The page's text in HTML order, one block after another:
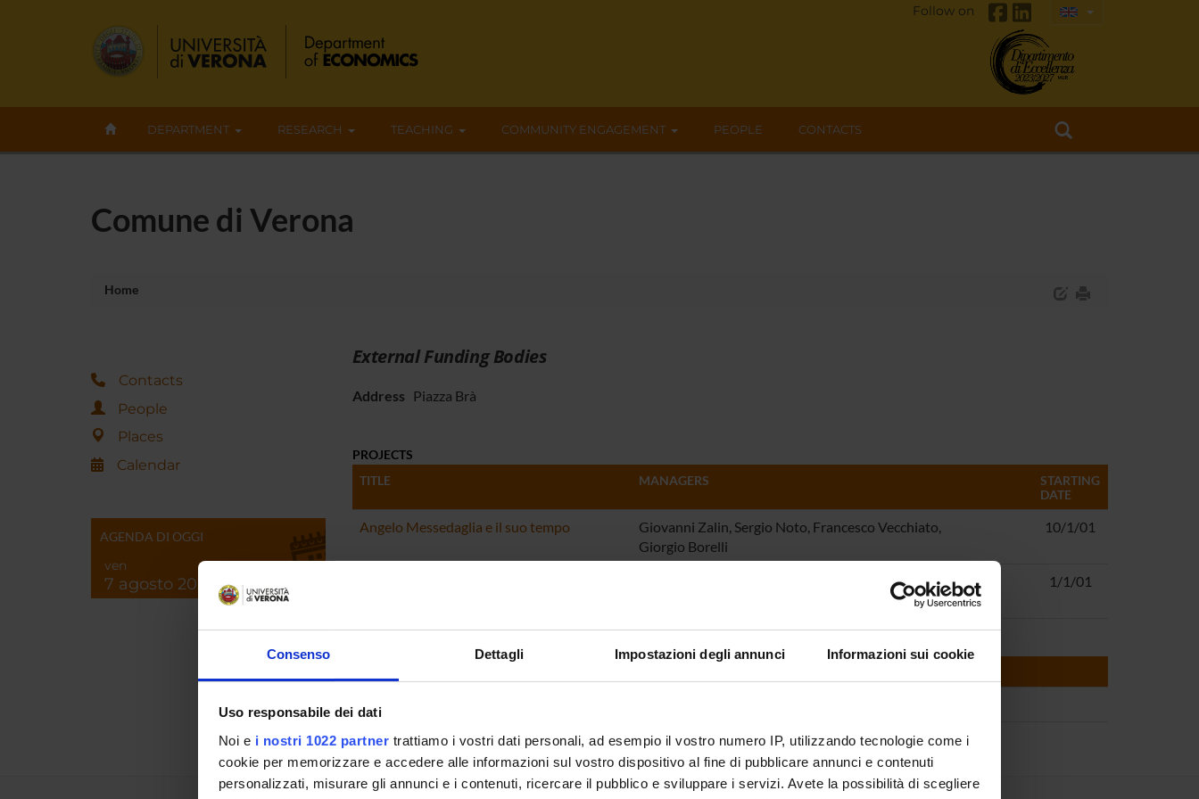
Consenso Dettagli Impostazioni degli annunci Informazioni sui cookie
Uso responsabile dei dati
Noi e i nostri 1022 partner trattiamo i vostri dati personali, ad esempio il vostro numero IP, utilizzando tecnologie come i
cookie per memorizzare e accedere alle informazioni sul vostro dispositivo al fine di pubblicare annunci e contenuti
personalizzati, misurare gli annunci e i contenuti, ricercare il pubblico e sviluppare i servizi. Avete la possibilità di scegliere
Follow on
DEPARTMENT RESEARCH TEACHING COMMUNITY ENGAGEMENT PEOPLE CONTACTS
Comune di Verona
Home
Contacts
People
Places
Calendar
AGENDA DI OGGI
ven
7 agosto 2026
External Funding Bodies
Address Piazza Brà
PROJECTS
TITLE
MANAGERS
STARTING
DATE
Angelo Messedaglia e il suo tempo
Giovanni Zalin, Sergio Noto, Francesco Vecchiato,
Giorgio Borelli
10/1/01
1/1/01
FOUNDING NUMBERS
2001